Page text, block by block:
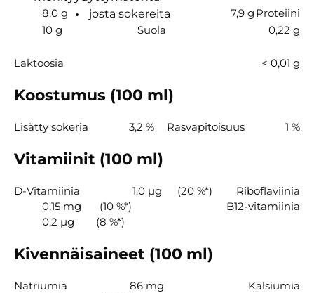
8,0 g
josta sokereita 7,9 g Proteiini
10 g
Suola 0,22 g
Laktoosia < 0,01 g
Koostumus (100 ml)
Lisätty sokeria 3,2 % Rasvapitoisuus 1 %
Vitamiinit (100 ml)
D-Vitamiinia 1,0 µg (20 %*)
Riboflaviinia
0,15 mg
(10 %*)
B12-vitamiinia
0,2 µg
(8 %*)
Kivennäisaineet (100 ml)
Natriumia 86 mg
Kalsiumia